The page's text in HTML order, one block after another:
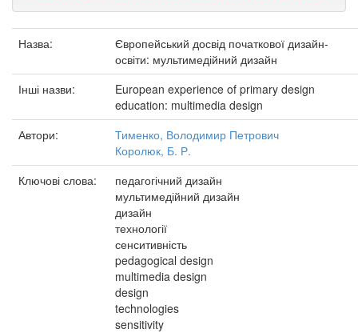
Назва:
Європейський досвід початкової дизайн-
освіти: мультимедійний дизайн
Інші назви:
European experience of primary design
education: multimedia design
Автори:
Тименко, Володимир Петрович
Королюк, Б. Р.
Ключові слова:
педагогічний дизайн
мультимедійний дизайн
дизайн
технології
сенситивність
pedagogical design
multimedia design
design
technologies
sensitivity